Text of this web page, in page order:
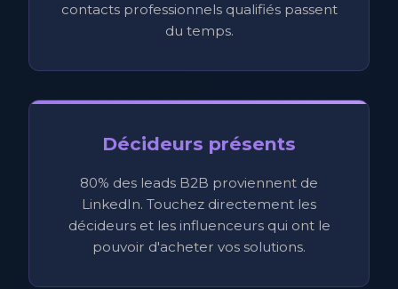
contacts professionnels qualifiés passent
du temps.
Décideurs présents
80% des leads B2B proviennent de
LinkedIn. Touchez directement les
décideurs et les influenceurs qui ont le
pouvoir d'acheter vos solutions.